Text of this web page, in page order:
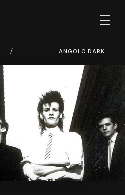
/ ANGOLO DARK